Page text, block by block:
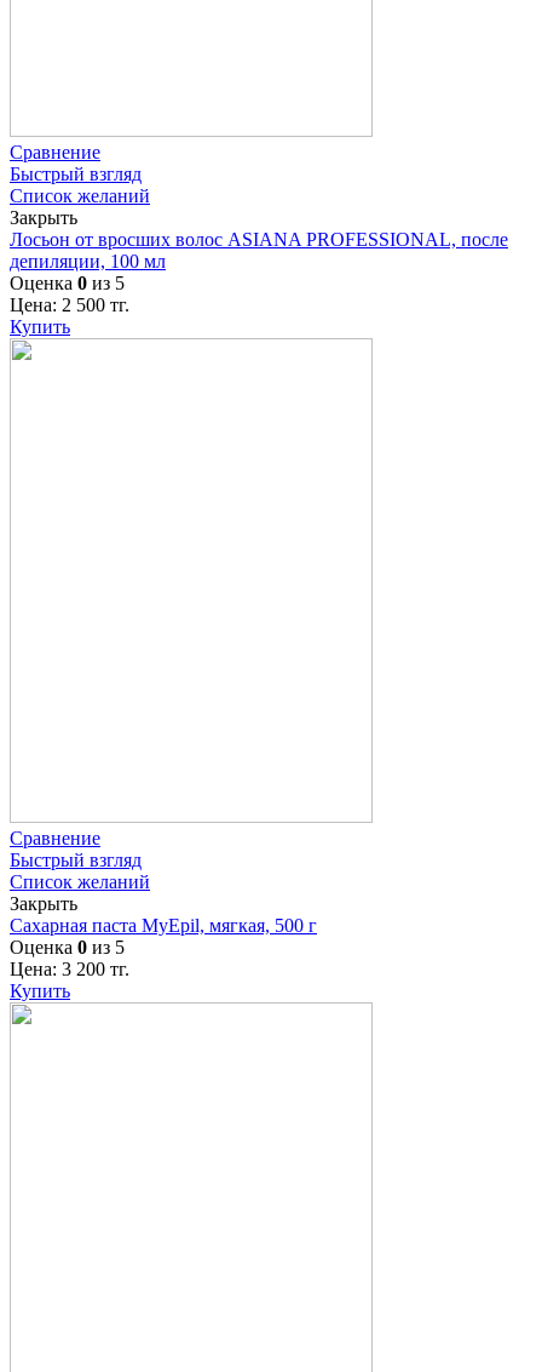
Сравнение
Быстрый взгляд
Список желаний
Закрыть
Лосьон от вросших волос ASIANA PROFESSIONAL, после
депиляции, 100 мл
Оценка 0 из 5
Цена: 2 500 тг.
Купить
Сравнение
Быстрый взгляд
Список желаний
Закрыть
Сахарная паста MyEpil, мягкая, 500 г
Оценка 0 из 5
Цена: 3 200 тг.
Купить